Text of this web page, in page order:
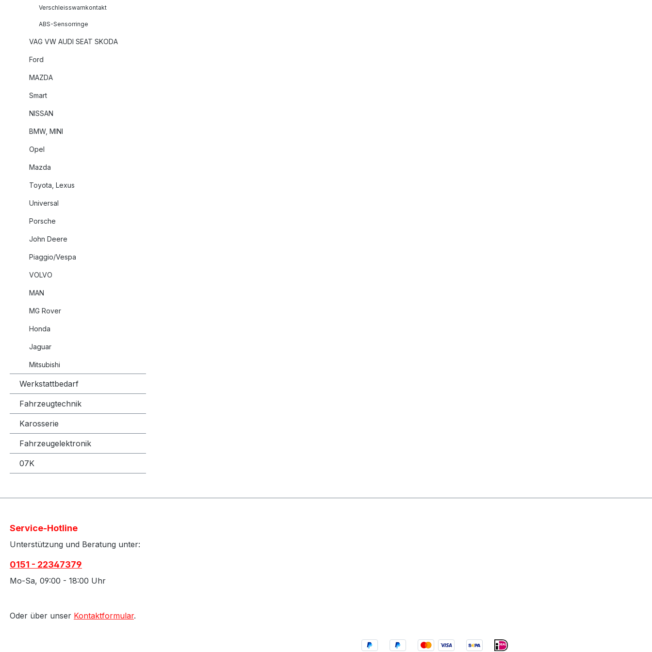
Verschleisswarnkontakt
ABS-Sensorringe
VAG VW AUDI SEAT SKODA
Ford
MAZDA
Smart
NISSAN
BMW, MINI
Opel
Mazda
Toyota, Lexus
Universal
Porsche
John Deere
Piaggio/Vespa
VOLVO
MAN
MG Rover
Honda
Jaguar
Mitsubishi
Werkstattbedarf
Fahrzeugtechnik
Karosserie
Fahrzeugelektronik
07K
Service-Hotline
Unterstützung und Beratung unter:
0151 - 22347379
Mo-Sa, 09:00 - 18:00 Uhr
Oder über unser Kontaktformular.